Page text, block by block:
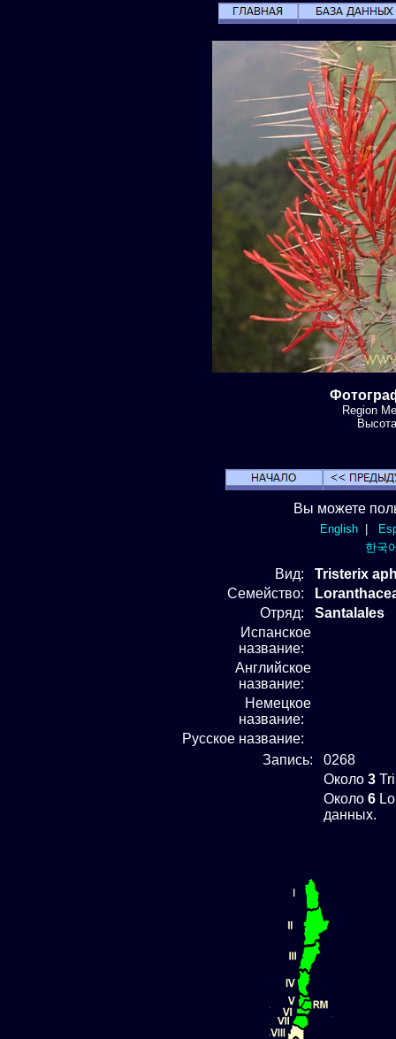
Region
Вы можете
English|
한국
Вид:
Tristerix
Семейство:
Отряд:
Santalales
Испанское
название:
Английское
название:
Немецкое
название:
Русское название:
Запись:
0268
Около 3
Около 6
данных.